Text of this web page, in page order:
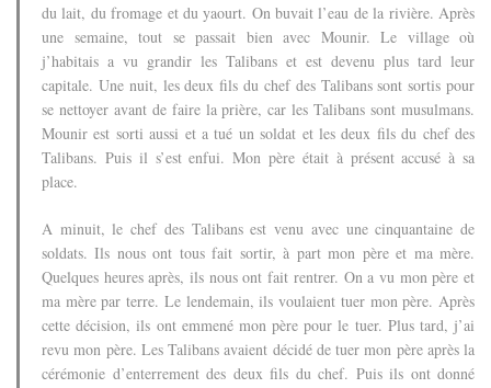
du lait, du fromage et du yaourt. On buvait l’eau de la rivière. Après
une semaine, tout se passait bien avec Mounir. Le village où
j’habitais a vu grandir les Talibans et est devenu plus tard leur
capitale. Une nuit, les deux fils du chef des Talibans sont sortis pour
se nettoyer avant de faire la prière, car les Talibans sont musulmans.
Mounir est sorti aussi et a tué un soldat et les deux fils du chef des
Talibans. Puis il s’est enfui. Mon père était à présent accusé à sa
place.
A minuit, le chef des Talibans est venu avec une cinquantaine de
soldats.Ils nous ont tous fait sortir, à part mon père et ma mère.
Quelques heures après, ils nous ont fait rentrer. On a vu mon père et
ma mère par terre. Le lendemain, ils voulaient tuer mon père. Après
cette décision, ils ont emmené mon père pour le tuer. Plus tard, j’ai
revu mon père. Les Talibans avaient décidé de tuer mon père après la
cérémonie d’enterrement des deux fils du chef. Puis ils ont donné